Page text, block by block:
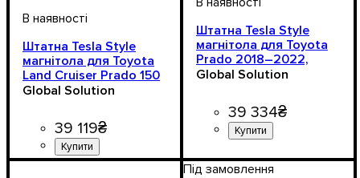
Штатна Tesla Style
магнітола для Toyota
Land Cruiser Prado 150
2014–2016, 13.6",
Global Solution
39 119₴
Напруга, V: 12V
Штатна Tesla Style
магнітола для Toyota
Prado 2018–2022,
Android 11
Global Solution
39 334₴
Під замовлення